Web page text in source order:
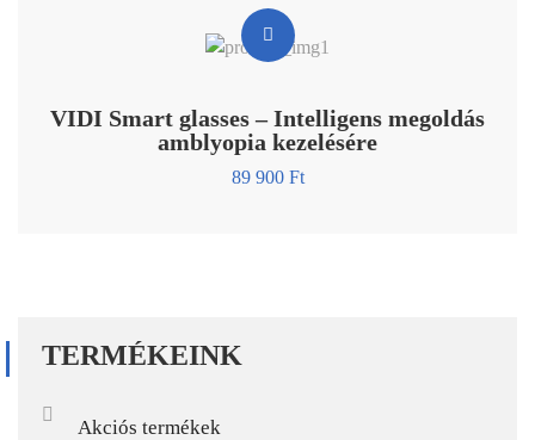
TERMÉKEINK
Akciós termékek
VIDI Smart glasses – Intelligens megoldás
amblyopia kezelésére
89 900 Ft